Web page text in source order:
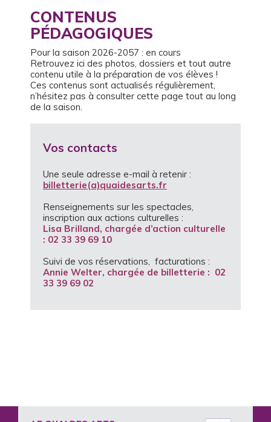
CONTENUS
PÉDAGOGIQUES
Pour la saison 2026-2057 : en cours
Retrouvez ici des photos, dossiers et tout autre
contenu utile à la préparation de vos élèves !
Ces contenus sont actualisés régulièrement,
n’hésitez pas à consulter cette page tout au long
de la saison.
Vos contacts
Une seule adresse e-mail à retenir :
billetterie(a)quaidesarts.fr
Renseignements sur les spectacles,
inscription aux actions culturelles :
Lisa Brilland, chargée d’action culturelle
: 02 33 39 69 10
Suivi de vos réservations, facturations :
Annie Welter, chargée de billetterie : 02
33 39 69 02